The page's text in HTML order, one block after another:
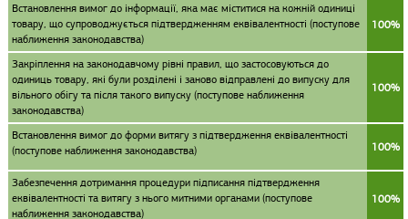
Встановлення вимог до інформації, яка має міститися на кожній одиниці
товару, що супроводжується підтвердженням еквівалентності (поступове
наближення законодавства)
100%
Закріплення на законодавчому рівні правил, що застосовуються до
одиниць товару, які були розділені і заново відправлені до випуску для
вільного обігу та після такого випуску (поступове наближення
законодавства)
100%
Встановлення вимог до форми витягу з підтвердження еквівалентності
(поступове наближення законодавства)
100%
Забезпечення дотримання процедури підписання підтвердження
еквівалентності та витягу з нього митними органами (поступове
наближення законодавства)
100%